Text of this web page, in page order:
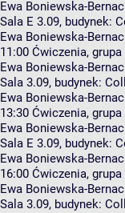
Ewa Boniewska-
Sala E 3.09, budynek:
Ewa Boniewska-
11:00 Ćwiczenia, grupa
Ewa Boniewska-
Sala 3.09, budynek:
Ewa Boniewska-
13:30 Ćwiczenia, grupa
Ewa Boniewska-
Sala E 3.09, budynek:
Ewa Boniewska-
16:00 Ćwiczenia, grupa
Ewa Boniewska-
Sala 3.09, budynek: